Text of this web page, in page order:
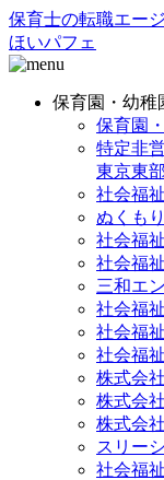
保育士の転職エー
ほいパフェ
保育園・幼稚
保育園
特定非
東京東
社会福
ぬくも
社会福
社会福
三和エ
社会福
社会福
社会福
株式会
株式会
株式会
スリー
社会福